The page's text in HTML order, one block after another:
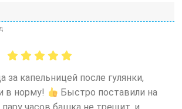
за капельницей после гулянки,
в норму!
Быстро поставили на